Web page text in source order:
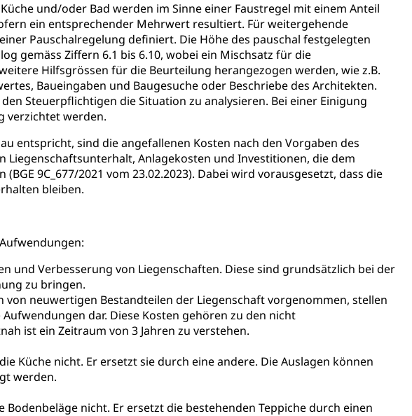
und/oder Bad werden im Sinne einer Faustregel mit einem Anteil
ein entsprechender Mehrwert resultiert. Für weitergehende
Pauschalregelung definiert. Die Höhe des pauschal festgelegten
gemäss Ziffern 6.1 bis 6.10, wobei ein Mischsatz für die
Hilfsgrössen für die Beurteilung herangezogen werden, wie z.B.
Baueingaben und Baugesuche oder Beschriebe des Architekten.
Steuerpflichtigen die Situation zu analysieren. Bei einer Einigung
verzichtet werden.
entspricht, sind die angefallenen Kosten nach den Vorgaben des
Liegenschaftsunterhalt, Anlagekosten und Investitionen, die dem
9C_677/2021 vom 23.02.2023). Dabei wird vorausgesetzt, dass die
bleiben.
Verbesserung von Liegenschaften. Diese sind grundsätzlich bei der
zu bringen.
neuwertigen Bestandteilen der Liegenschaft vorgenommen, stellen
dar. Diese Kosten gehören zu den nicht
ist ein Zeitraum von 3 Jahren zu verstehen.
Küche nicht. Er ersetzt sie durch eine andere. Die Auslagen können
werden.
nicht. Er ersetzt die bestehenden Teppiche durch einen
und Lanschaftsschutz (GEO-Portal rawi) Boden
Stromverbrauch, Energiequelle, Windenergie, Wasserkraft, Sonnenenergie,
(Geoportal)
Treibhauseffekt
Raum und Wirtschaft rawi